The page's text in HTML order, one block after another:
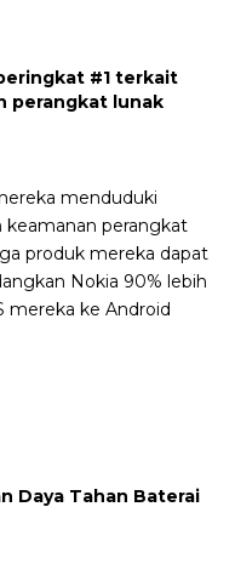
#1 terkait
perangkat lunak
menduduki
keamanan perangkat
produk mereka dapat
Nokia 90% lebih
mereka ke Android
Daya Tahan Baterai